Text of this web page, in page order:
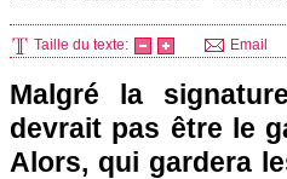
Taille du texte: Email
Malgré la
devrait pas être le
Alors, qui gardera